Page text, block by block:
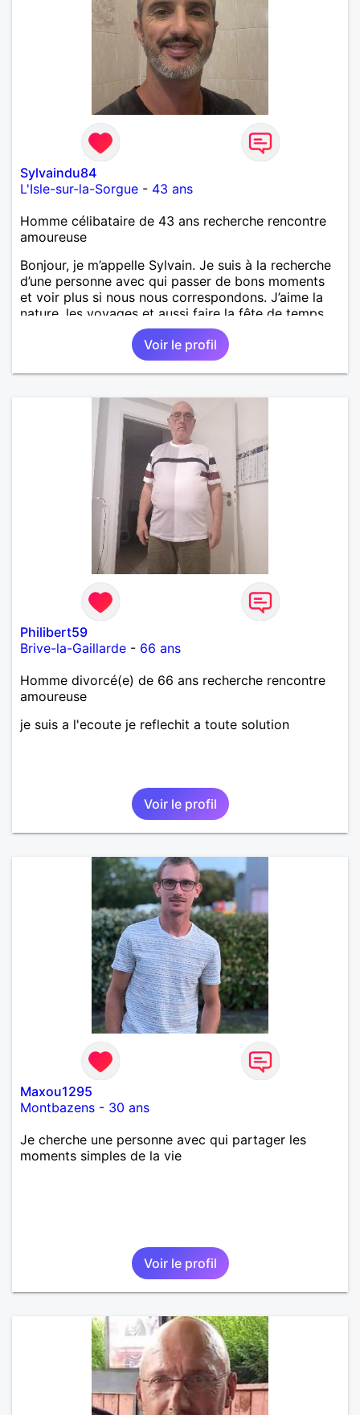
Sylvaindu84
L'Isle-sur-la-Sorgue - 43 ans
Homme célibataire de 43 ans recherche rencontre
amoureuse
Bonjour, je m’appelle Sylvain. Je suis à la recherche
d’une personne avec qui passer de bons moments
et voir plus si nous nous correspondons. J’aime la
nature, les voyages et aussi faire la fête de temps
en temps ;-)Je suis papa d’un petit garçon de 7 ans
dont je m’occupe en garde alternée. J’aime à peu
près tous les styles de musique. (Oui je suis pas
trop fan de Jul). Je fais du sport pour garder la
pense en tout cas 😂)
Voir le profil
Philibert59
Brive-la-Gaillarde - 66 ans
Homme divorcé(e) de 66 ans recherche rencontre
amoureuse
je suis a l'ecoute je reflechit a toute solution
Voir le profil
Maxou1295
Montbazens - 30 ans
Je cherche une personne avec qui partager les
moments simples de la vie
Voir le profil